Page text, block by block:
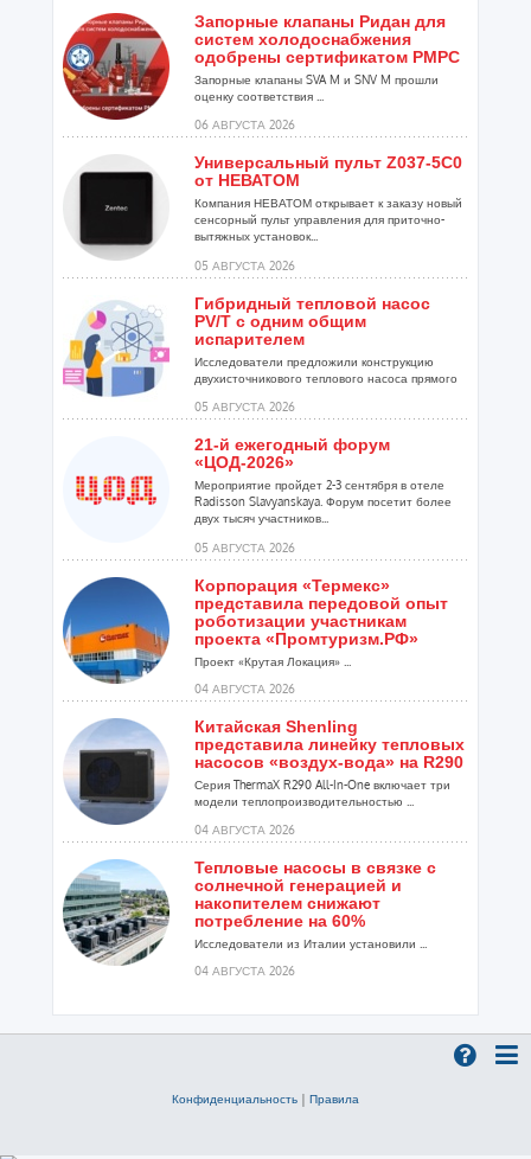
Запорные клапаны Ридан для
систем холодоснабжения
одобрены сертификатом РМРС
Запорные клапаны SVA M и SNV M прошли
оценку соответствия ...
06 АВГУСТА 2026
Универсальный пульт Z037-5C0
от НЕВАТОМ
Компания НЕВАТОМ открывает к заказу новый
сенсорный пульт управления для приточно-
вытяжных установок...
05 АВГУСТА 2026
Гибридный тепловой насос
PV/T с одним общим
испарителем
Исследователи предложили конструкцию
двухисточникового теплового насоса прямого
05 АВГУСТА 2026
21-й ежегодный форум
«ЦОД-2026»
Мероприятие пройдет 2-3 сентября в отеле
Radisson Slavyanskaya. Форум посетит более
двух тысяч участников...
05 АВГУСТА 2026
Корпорация «Термекс»
представила передовой опыт
роботизации участникам
проекта «Промтуризм.РФ»
Проект «Крутая Локация» ...
04 АВГУСТА 2026
Китайская Shenling
представила линейку тепловых
насосов «воздух-вода» на R290
Серия ThermaX R290 All-In-One включает три
модели теплопроизводительностью ...
04 АВГУСТА 2026
Тепловые насосы в связке с
солнечной генерацией и
накопителем снижают
потребление на 60%
Исследователи из Италии установили ...
04 АВГУСТА 2026
Конфиденциальность | Правила